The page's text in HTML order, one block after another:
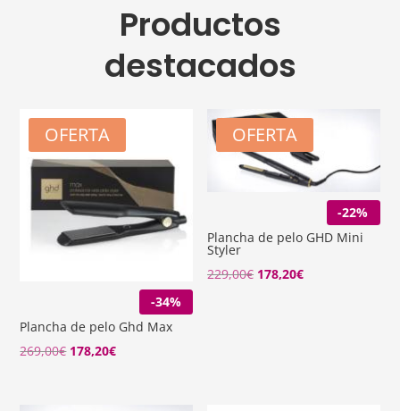
Productos
destacados
OFERTA
-34%
Plancha de pelo Ghd Max
269,00€ El
178,20€El
OFERTA
-22%
Plancha de pelo GHD Mini
Styler
229,00€ El
178,20€El